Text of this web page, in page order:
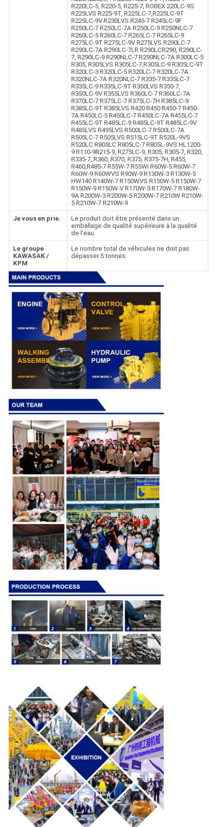
R220LC-5, R220-5, R225-7, ROBEX 220LC-9S
R225LVS R225-9T, R225LC-7,R225LC-9T
R225LC-9V R230LVS R245-7 R245LC-9F
R250LC-7 R250LC-7A R250LC-9 R250NLC-7
R260LC-5 R260LC-7 R265LC-7 R265LC-9
R275LC-9T R275LC-9V R275LVS R290LC-7
R290LC-7A R290LC-7LR R290LCR290, R290LC-
7, R290LC-9 R290NLC-7 R290NLC-7A R300LC-5
R305, R305LVS R305LC-7,R305LC-9 R305LC-9T
R320LC-3 R320LC-5 R320LC-7 R320LC-7A
R320NLC-7A R320NLC-7 R335-7 R335LC-7
R335LC-9 R335LC-9T R350LVS R350-7,
R350LC-9V R355LVS R360LC-7 R360LC-7A
R370LC-7 R375LC-7 R375LC-7H R385LC-9
R385LC-9T R385LVS R420 R450 R450-7 R450-
7A R450LC-5 R450LC-7 R450LC-7A R455LC-7
R455LC-9T R485LC-9 R485LC-9T R485LC-9V
R485LVS R495LVS R500LC-7 R500LC-7A
R505LC-7 R505LVS R515LC-9T R520L-9VS
R520LC R805LC R805LC-7 R805L-9VS HL1200-
9 R110-9R215-9, R275LC-9, R305, R305-7, R320,
R335-7, R360, R370, R375, R375-7H, R455,
R460,R485-7 R55W-7 R55Wi R60W-5 R60W-7
R60W-9 R60WVS R90W-9 R130W-3 R130W-5
HW140 R140W-7 R150WVS R150W-5 R150W-7
R150W-9 R150W-V R170W-3 R170W-7 R180W-
9A R200W-3 R200W-5 R200W-7 R210W R210W-
5 R210W-7 R210W-9
Je vous en prie.
Le produit doit être présenté dans un
emballage de qualité supérieure à la qualité
de l'eau.
Le groupe
KAWASAK /
KPM
Le nombre total de véhicules ne doit pas
dépasser 5 tonnes.